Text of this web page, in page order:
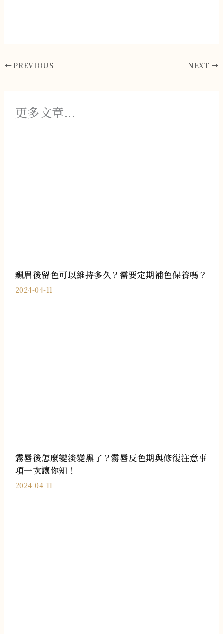
PREVIOUS NEXT
更多文章...
飄眉後留色可以維持多久？需要定期補色保養嗎？
2024-04-11
霧唇後怎麼變淡變黑了？霧唇反色期與修復注意事
項一次讓你知！
2024-04-11